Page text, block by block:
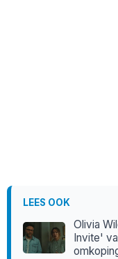
LEES OOK
Olivia
Invite'